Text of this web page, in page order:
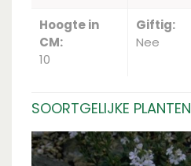
Hoogte in
CM:
10
Giftig:
Nee
SOORTGELIJKE PLANTEN